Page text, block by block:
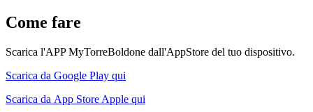
Come fare
Scarica l'APP MyTorreBoldone dall'AppStore del tuo dispositivo.
Scarica da Google Play qui
Scarica da App Store Apple qui